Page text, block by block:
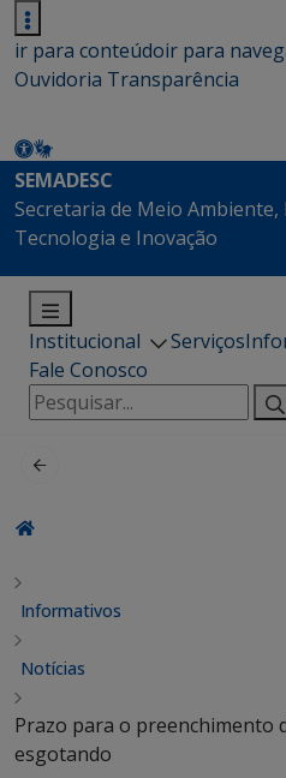
ir para conteúdoir para
Ouvidoria Transparência
SEMADESC
Secretaria de Meio
Tecnologia e Inovação
Institucional Serviços
Fale Conosco
Pesquisar
por:
Informativos
Notícias
Prazo para o preenchimento
esgotando